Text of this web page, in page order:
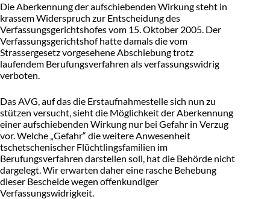
Die Aberkennung der aufschiebenden Wirkung steht in
krassem Widerspruch zur Entscheidung des
Verfassungsgerichtshofes vom 15. Oktober 2005. Der
Verfassungsgerichtshof hatte damals die vom
Strassergesetz vorgesehene Abschiebung trotz
laufendem Berufungsverfahren als verfassungswidrig
verboten.
Das AVG, auf das die Erstaufnahmestelle sich nun zu
stützen versucht, sieht die Möglichkeit der Aberkennung
einer aufschiebenden Wirkung nur bei Gefahr in Verzug
vor. Welche „Gefahr“ die weitere Anwesenheit
tschetschenischer Flüchtlingsfamilien im
Berufungsverfahren darstellen soll, hat die Behörde nicht
dargelegt. Wir erwarten daher eine rasche Behebung
dieser Bescheide wegen offenkundiger
Verfassungswidrigkeit.